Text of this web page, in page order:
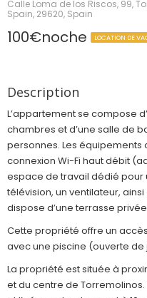
Calle Loma de los Riscos, 99,
Spain, 29620, Spain
100€noche LOCATION DE
Description
L’appartement se compose
chambres et d’une salle de
personnes. Les
connexion Wi-Fi haut débit
espace de travail dédié pour
télévision, un ventilateur,
dispose d’une terrasse
Cette propriété offre un
avec une piscine (ouverte
La propriété est située à
et du centre de